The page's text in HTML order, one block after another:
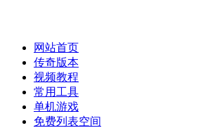
网站首页
传奇版本
视频教程
常用工具
单机游戏
免费列表空间